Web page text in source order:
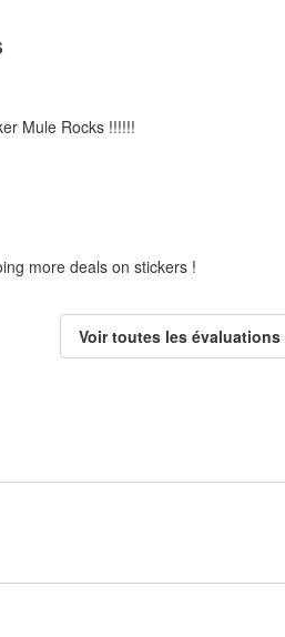
Mule Rocks !!!!!!
more deals on stickers !
Voir toutes les évaluations